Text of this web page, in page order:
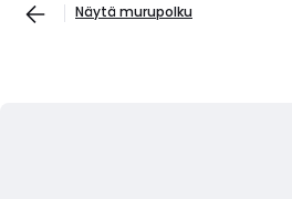
Näytä murupolku